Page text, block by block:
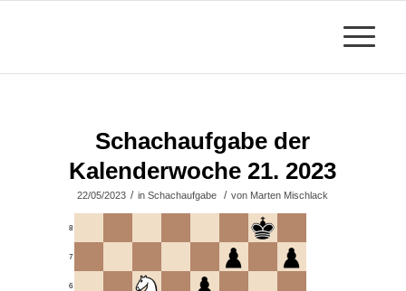
Schachaufgabe der
Kalenderwoche 21. 2023
22/05/2023 / inSchachaufgabe / von Marten Mischlack
6
7
8